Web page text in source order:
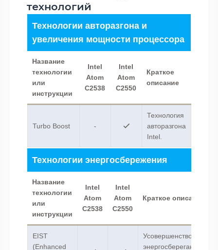
технологий
Технологии авторазгона и
увеличения мощности процессора
Название
технологии
или
инструкции
Intel
Atom
C2538
Intel
Atom
C2550
Краткое
описание
Turbo Boost -
Технология
авторазгона
Intel.
Технологии энергосбережения
Название
технологии
или
инструкции
Intel
Atom
C2538
Intel
Atom
C2550
Краткое описание
EIST
(Enhanced
Усовершенствованная
энергосберегающая